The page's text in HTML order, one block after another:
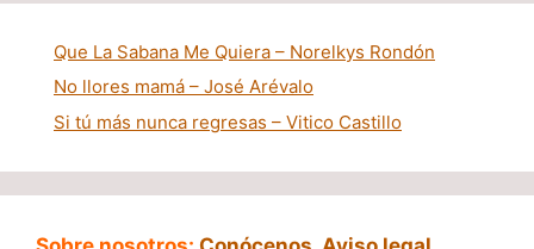
Que La Sabana Me Quiera – Norelkys Rondón
No llores mamá – José Arévalo
Si tú más nunca regresas – Vitico Castillo